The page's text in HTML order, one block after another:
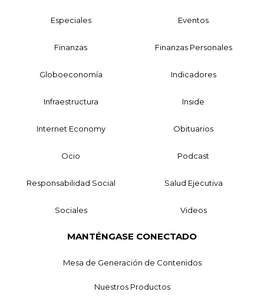
Especiales Eventos
Finanzas Finanzas Personales
Globoeconomía Indicadores
Infraestructura Inside
Internet Economy Obituarios
Ocio Podcast
Responsabilidad Social Salud Ejecutiva
Sociales Videos
MANTÉNGASE CONECTADO
Mesa de Generación de Contenidos
Nuestros Productos